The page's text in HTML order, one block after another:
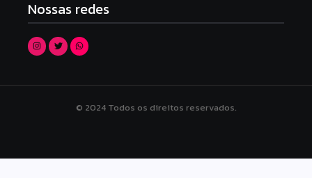
Nossas redes
© 2024 Todos os direitos reservados.